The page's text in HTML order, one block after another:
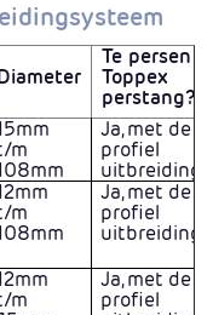
Te persen
Toppex
perstang?
m
Ja, met de
profiel
m
Ja, met de
profiel
m
Ja, met de
profiel